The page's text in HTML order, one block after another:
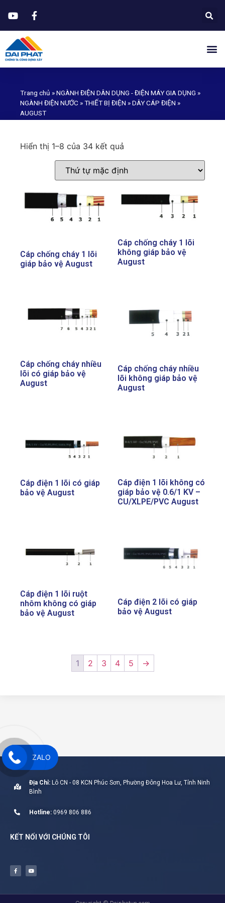
Trang chủ »NGÀNH ĐIỆN DÂN DỤNG - ĐIỆN MÁY GIA DỤNG »
NGÀNH ĐIỆN NƯỚC »THIẾT BỊ ĐIỆN »DÂY CÁP ĐIỆN »
AUGUST
PHÁT TRIỂN
Hiển thị 1–8 của 34 kết quả
Cáp chống cháy 1 lõi
giáp bảo vệ August
Cáp chống cháy 1 lõi
không giáp bảo vệ
August
Cáp chống cháy nhiều
lõi có giáp bảo vệ
August
Cáp chống cháy nhiều
lõi không giáp bảo vệ
August
Cáp điện 1 lõi có giáp
bảo vệ August
Cáp điện 1 lõi không có
giáp bảo vệ 0.6/1 KV –
CU/XLPE/PVC August
Cáp điện 1 lõi ruột
nhôm không có giáp
bảo vệ August
Cáp điện 2 lõi có giáp
bảo vệ August
1 2 3 4 5 →
Địa Chỉ: Lô CN - 08 KCN Phúc Sơn, Phường Đông Hoa Lư, Tỉnh Ninh
Bình
Hotline: 0969 806 886
KẾT NỐI VỚI CHÚNG TÔI
ZALO